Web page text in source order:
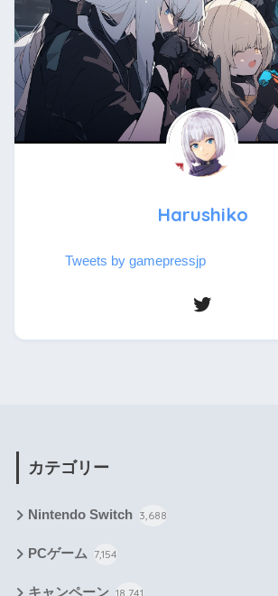
Harushiko
Tweets by gamepressjp
カテゴリー
Nintendo Switch 3,688
PCゲーム 7,154
キャンペーン 18,741